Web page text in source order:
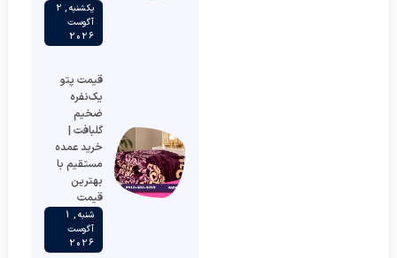
یکشنبه , 2
آگوست
2026
قیمت پتو
یک‌نفره
ضخیم
گلبافت |
خرید عمده
مستقیم با
بهترین
قیمت
شنبه , 1
آگوست
2026